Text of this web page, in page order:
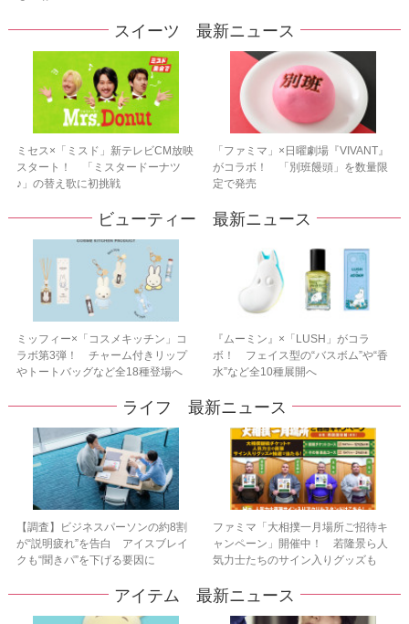
スイーツ 最新ニュース
ミセス×「ミスド」新テレビCM放映
スタート！ 「ミスタードーナツ
♪」の替え歌に初挑戦
「ファミマ」×日曜劇場『VIVANT』
がコラボ！ 「別班饅頭」を数量限
定で発売
ビューティー 最新ニュース
ミッフィー×「コスメキッチン」コ
ラボ第3弾！ チャーム付きリップ
やトートバッグなど全18種登場へ
『ムーミン』×「LUSH」がコラ
ボ！ フェイス型の“バスボム”や“香
水”など全10種展開へ
ライフ 最新ニュース
【調査】ビジネスパーソンの約8割
が“説明疲れ”を告白 アイスブレイ
クも“聞きパ”を下げる要因に
ファミマ「大相撲一月場所ご招待キ
ャンペーン」開催中！ 若隆景ら人
気力士たちのサイン入りグッズも
アイテム 最新ニュース